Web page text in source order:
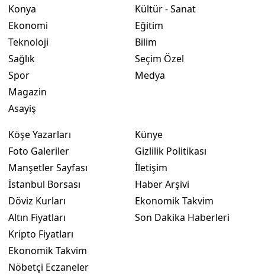
Van
Zonguldak
Kırıkkale
Batman
Şırnak
Konya
Ekonomi
Teknoloji
Sağlık
Spor
Magazin
Asayiş
Kültür - Sanat
Eğitim
Bilim
Seçim Özel
Medya
Köşe Yazarları
Foto Galeriler
Manşetler Sayfası
İstanbul Borsası
Döviz Kurları
Altın Fiyatları
Kripto Fiyatları
Ekonomik Takvim
Nöbetçi Eczaneler
Künye
Gizlilik Politikası
İletişim
Haber Arşivi
Ekonomik Takvim
Son Dakika Haberleri